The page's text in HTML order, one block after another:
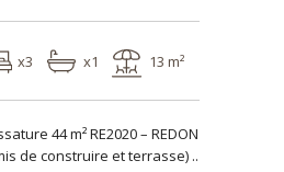
x3 x1 13 m²
44 m² RE2020 – REDON
V2.1_A2 (Avec permis de construire et terrasse) ..